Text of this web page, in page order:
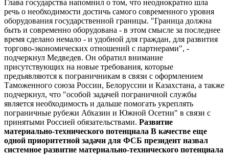
Глава государства напомнил о том, что неоднократно шла
речь о необходимости достичь самого современного уровня
оборудования государственной границы. "Граница должна
быть и современно оборудована - в этом смысле за последнее
время сделано немало - и удобной для граждан, для развития
торгово-экономических отношений с партнерами", -
подчеркнул Медведев. Он обратил внимание
присутствующих на новые требования, которые
предъявляются к пограничникам в связи с оформлением
Таможенного союза России, Белоруссии и Казахстана, а также
подчеркнул, что "особой задачей пограничной службы
является необходимость и дальше помогать укреплять
пограничные рубежи Абхазии и Южной Осетии" в связи с
принятыми Россией обязательствами. Развитие
материально-технического потенциала В качестве еще
одной приоритетной задачи для ФСБ президент назвал
системное развитие материально-технического потенциала